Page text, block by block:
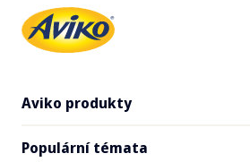
Aviko produkty
Všechny produkty
Populární témata